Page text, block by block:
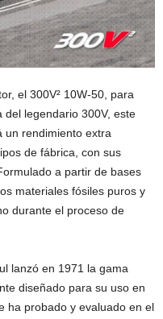
el 300V² 10W-50, para
del legendario 300V, este
un rendimiento extra
de fábrica, con sus
a partir de bases
materiales fósiles puros y
durante el proceso de
lanzó en 1971 la gama
diseñado para su uso en
ha probado y evaluado en el